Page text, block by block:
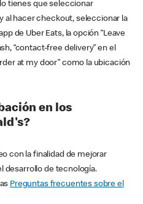
tienes que seleccionar
al hacer checkout, seleccionar la
de Uber Eats, la opción “Leave
“contact-free delivery” en el
at my door” como la ubicación
en los
con la finalidad de mejorar
desarrollo de tecnología.
Preguntas frecuentes sobre el